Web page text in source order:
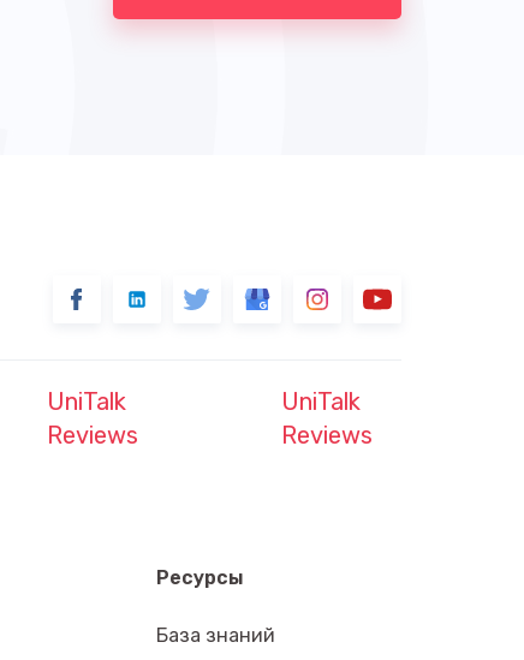
UniTalk
Reviews
UniTalk
Reviews
Ресурсы
База знаний